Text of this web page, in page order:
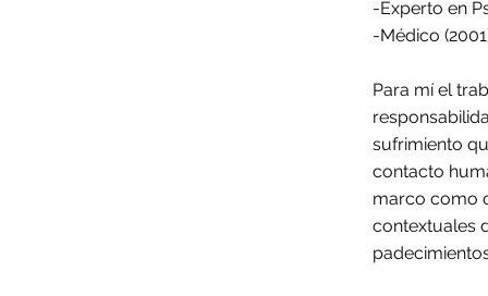
-Experto en
-Médico
Para mí el
sufrimiento
contacto
marco como
contextuales